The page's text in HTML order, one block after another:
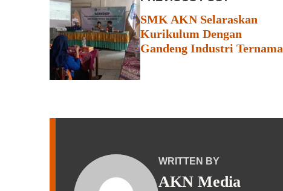
SMK AKN Selaraskan
Kurikulum Dengan
Gandeng Industri Ternama
WRITTEN BY
AKN Media